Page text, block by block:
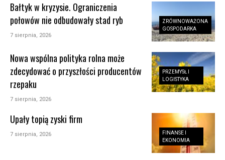
ZRÓWNOWAŻONA
GOSPODARKA
Bałtyk w kryzysie. Ograniczenia
połowów nie odbudowały stad ryb
7 sierpnia, 2026
PRZEMYSŁ I
LOGISTYKA
Nowa wspólna polityka rolna może
zdecydować o przyszłości producentów
rzepaku
7 sierpnia, 2026
FINANSE I
EKONOMIA
Upały topią zyski firm
7 sierpnia, 2026